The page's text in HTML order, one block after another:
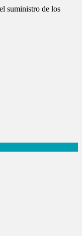
suministro de los